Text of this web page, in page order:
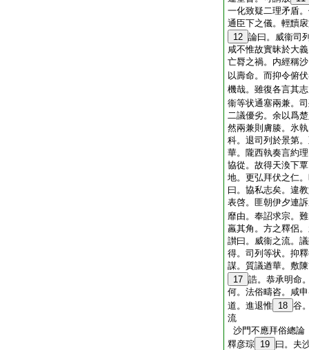
一化致疑二理矛盾
通臣下之儀。輕黷
12 論曰。威衞司
咸不惟故實昧於大
亡脣之禍。内經稱
以壽命。而抑令俯
機哉。雖復各言其
衞等状通塞兩兼。
二議優劣。余以爲
然兩兼則膚腠。氷
科。退司列於景第
華。隴西執奏言約
協從。故得天渙下
地。更弘拜伏之仁
曰。協私志矣。違
表啓。匪朝伊夕連
靡由。奉詔求宗。
羸其角。方之釋侶
讃曰。威衞之流。
得。司列等状。抑
謀。質議遒華。敷
17 誥。恭承明命
何。法俗疇咨。咸
道。進退惟 18 谷
流
沙門不應拜俗總論
釋彦琮 19 曰。夫